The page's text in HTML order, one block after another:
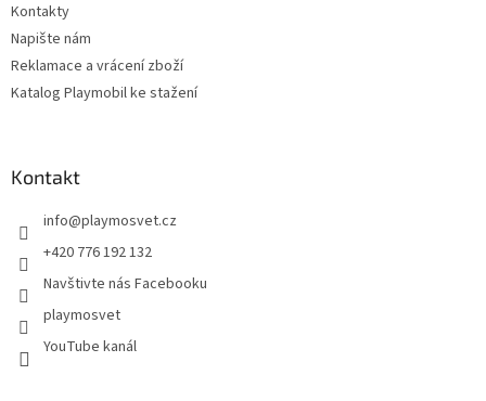
Kontakty
Napište nám
Reklamace a vrácení zboží
Katalog Playmobil ke stažení
Kontakt
info@playmosvet.cz
+420 776 192 132
Navštivte nás Facebooku
playmosvet
YouTube kanál